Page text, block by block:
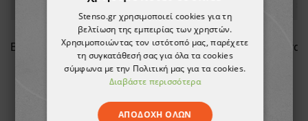
Ανδρικό μπουφάν PULSE DARK GREY/BLACK
29,81 €
Stenso.gr χρησιμοποιεί cookies για τη
βελτίωση της εμπειρίας των χρηστών.
Χρησιμοποιώντας τον ιστότοπό μας, παρέχετε
τη συγκατάθεσή σας για όλα τα cookies
σύμφωνα με την Πολιτική μας για τα cookies.
Διαβάστε περισσότερα
ΑΠΟΔΟΧΉ ΌΛΩΝ